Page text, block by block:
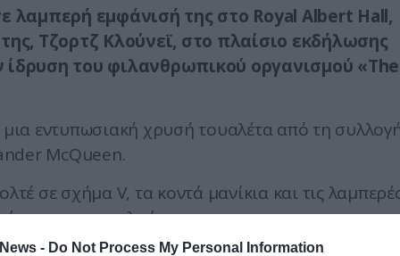
- Do Not Process My Personal Information
λαμπερή εμφάνισή της στο Royal Albert Hall,
Τζορτζ Κλούνεϊ, στο πλαίσιο εκδήλωσης
του φιλανθρωπικού οργανισμού «The
μια εντυπωσιακή χρυσή τουαλέτα από τη
McQueen.
σε σχήμα V, τα κοντά μανίκια και τις
που αντανακλούσαν το φως.